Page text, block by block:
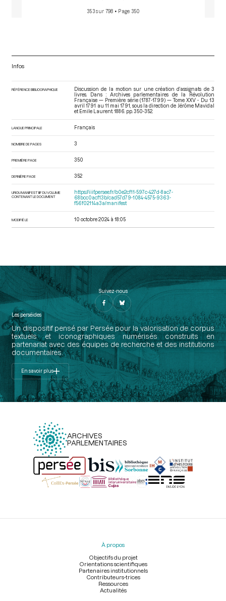
353 sur 798 • Page 350
Infos
RÉFÉRENCE BIBLIOGRAPHIQUE
Discussion de la motion sur une création d’assignats de 3
livres. Dans : Archives parlementaires de la Révolution
Française — Première série (1787-1799) — Tome XXV - Du 13
avril 1791 au 11 mai 1791 , sous la direction de Jérôme Mavidal
et Emile Laurent. 1886. pp. 350-352.
LANGUE PRINCIPALE Français
NOMBRE DE PAGES 3
PREMIÈRE PAGE 350
DERNIÈRE PAGE 352
URI DU MANIFEST IIIF DU VOLUME
CONTENANT LE DOCUMENT
https://iiif.persee.fr/b0e2cf11-597c-427d-8ac7-
68bcc0acf13b/cad57d79-1084-4575-9363-
f56f02114a3a/manifest
MODIFIÉ LE 10 octobre 2024 à 18:05
Suivez-nous
Les perséides
Un dispositif pensé par Persée pour la valorisation de corpus
textuels et iconographiques numérisés construits en
partenariat avec des équipes de recherche et des institutions
documentaires.
En savoir plus
ARCHIVES
PARLEMENTAIRES
Menu
À propos
Objectifs du projet
Orientations scientifiques
Partenaires institutionnels
Contributeurs-trices
Ressources
Actualités